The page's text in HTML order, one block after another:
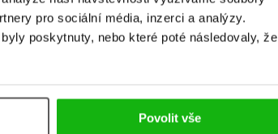
pro sociální média, inzerci a analýzy.
poskytnuty, nebo které poté následovaly, že
Povolit vše
Pavlína Jurková